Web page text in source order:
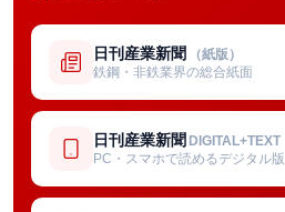
日刊産業新聞 （紙版）
鉄鋼・非鉄業界の総合紙面
日刊産業新聞 DIGITAL+TEXT
PC・スマホで読めるデジタル版